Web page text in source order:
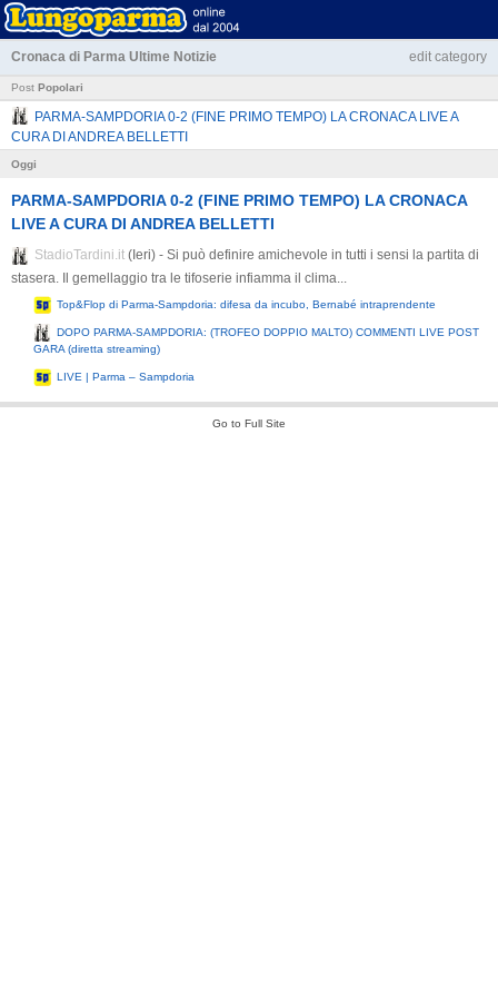
Cronaca di Parma Ultime Notizie edit category
Post Popolari
PARMA-SAMPDORIA 0-2 (FINE PRIMO TEMPO) LA CRONACA LIVE A
CURA DI ANDREA BELLETTI
Oggi
PARMA-SAMPDORIA 0-2 (FINE PRIMO TEMPO) LA CRONACA
LIVE A CURA DI ANDREA BELLETTI
StadioTardini.it (Ieri) - Si può definire amichevole in tutti i sensi la partita di
stasera. Il gemellaggio tra le tifoserie infiamma il clima...
Top&Flop di Parma-Sampdoria: difesa da incubo, Bernabé intraprendente
DOPO PARMA-SAMPDORIA: (TROFEO DOPPIO MALTO) COMMENTI LIVE POST
GARA (diretta streaming)
LIVE | Parma – Sampdoria
Go to Full Site